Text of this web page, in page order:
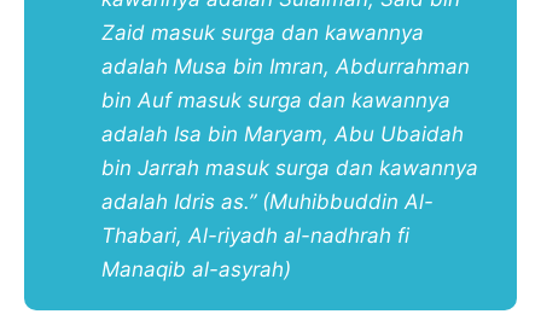
Zaid masuk surga dan kawannya
adalah Musa bin Imran, Abdurrahman
bin Auf masuk surga dan kawannya
adalah Isa bin Maryam, Abu Ubaidah
bin Jarrah masuk surga dan kawannya
adalah Idris as.” (Muhibbuddin Al-
Thabari, Al-riyadh al-nadhrah fi
Manaqib al-asyrah)